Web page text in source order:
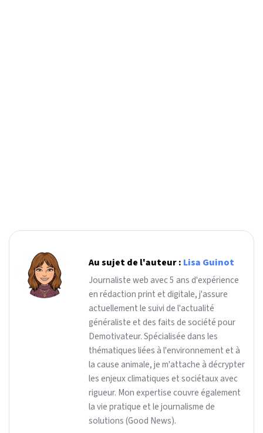
Au sujet de l'auteur : Lisa Guinot
Journaliste web avec 5 ans d'expérience
en rédaction print et digitale, j'assure
actuellement le suivi de l'actualité
généraliste et des faits de société pour
Demotivateur. Spécialisée dans les
thématiques liées à l'environnement et à
la cause animale, je m'attache à décrypter
les enjeux climatiques et sociétaux avec
rigueur. Mon expertise couvre également
la vie pratique et le journalisme de
solutions (Good News).